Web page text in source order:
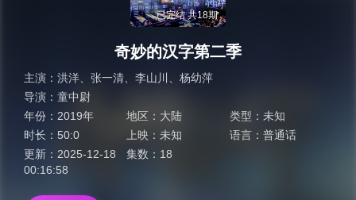
已完结 共18期
奇妙的汉字第二季
主演： 洪洋 张一清 李山川
杨幼萍
导演： 童中尉
年份： 2019年 地区： 大陆 类型： 未知
时长： 50:0 上映：未知 语言： 普通话
更新： 2025-12-18
00:16:58
集数： 18